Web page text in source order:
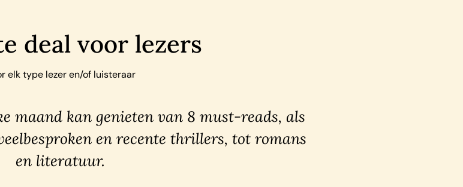
deal voor lezers
elk type lezer en/of luisteraar
maand kan genieten van 8 must-reads, als
en recente thrillers, tot romans
en literatuur.